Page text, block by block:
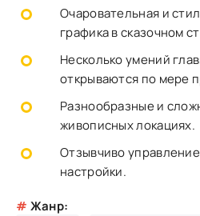
Очаровательная и
графика в сказочном
Несколько умений
открываются по мере
Разнообразные и
живописных локациях.
Отзывчиво
настройки.
# Жанр: